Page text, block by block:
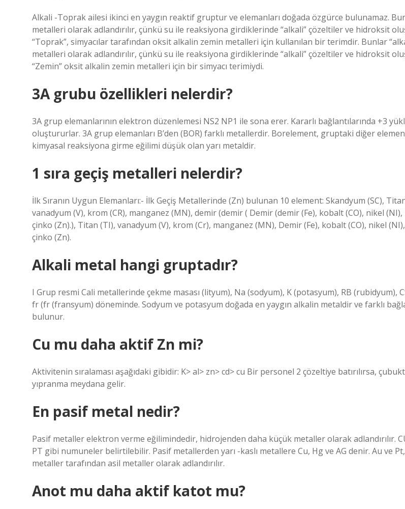
Alkali -Toprak ailesi ikinci en yaygın reaktif gruptur ve elemanları doğada özgürce bulunamaz.
metalleri olarak adlandırılır, çünkü su ile reaksiyona girdiklerinde “alkali” çözeltiler ve hidroksit
“Toprak”, simyacılar tarafından oksit alkalin zemin metalleri için kullanılan bir terimdir. Bunlar
metalleri olarak adlandırılır, çünkü su ile reaksiyona girdiklerinde “alkali” çözeltiler ve hidroksit
“Zemin” oksit alkalin zemin metalleri için bir simyacı terimiydi.
3A grubu özellikleri nelerdir?
3A grup elemanlarının elektron düzenlemesi NS2 NP1 ile sona erer. Kararlı bağlantılarında +3
oluştururlar. 3A grup elemanları B’den (BOR) farklı metallerdir. Borelement, gruptaki diğer
kimyasal reaksiyona girme eğilimi düşük olan yarı metaldir.
1 sıra geçiş metalleri nelerdir?
İlk Sıranın Uygun Elemanları:- İlk Geçiş Metallerinde (Zn) bulunan 10 element: Skandyum (SC),
vanadyum (V), krom (CR), manganez (MN), demir (demir ( Demir (demir (Fe), kobalt (CO), nikel (NI),
çinko (Zn).), Titan (TI), vanadyum (V), krom (Cr), manganez (MN), Demir (Fe), kobalt (CO), nikel (NI),
çinko (Zn).
Alkali metal hangi gruptadır?
I Grup resmi Cali metallerinde çekme masası (lityum), Na (sodyum), K (potasyum), RB (rubidyum),
fr (fr (fransyum) döneminde. Sodyum ve potasyum doğada en yaygın alkalin metaldir ve farklı
bulunur.
Cu mu daha aktif Zn mi?
Aktivitenin sıralaması aşağıdaki gibidir: K> al> zn> cd> cu Bir personel 2 çözeltiye batırılırsa,
yıpranma meydana gelir.
En pasif metal nedir?
Pasif metaller elektron verme eğilimindedir, hidrojenden daha küçük metaller olarak adlandırılır.
PT gibi numuneler belirtilebilir. Pasif metallerden yarı -kaslı metallere Cu, Hg ve AG denir. Au ve
metaller tarafından asil metaller olarak adlandırılır.
Anot mu daha aktif katot mu?